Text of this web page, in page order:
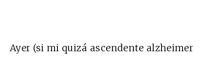
Ayer (si mi quizá ascendente alzheimer